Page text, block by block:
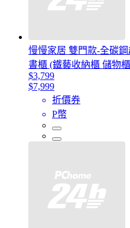
慢慢家居 雙門款-全碳
書櫃 (鐵藝收納櫃 儲物
$3,799
$7,999
折價券
P幣